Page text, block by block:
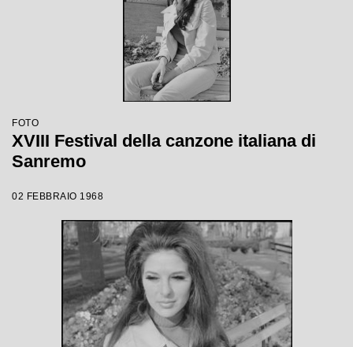
FOTO
XVIII Festival della canzone italiana di
Sanremo
02 FEBBRAIO 1968